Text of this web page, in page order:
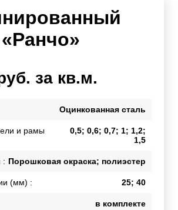
за кв.м.
Оцинкованная сталь
и рамы
0,5; 0,6; 0,7; 1; 1,2;
1,5
: Порошковая окраска; полиэстер
(мм) : 25; 40
в комплекте